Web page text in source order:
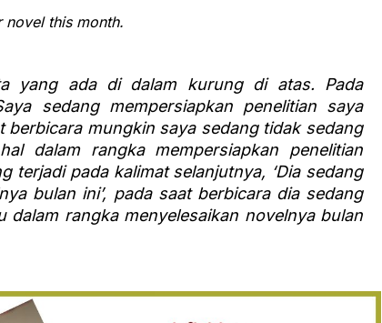
novel this month.
yang ada di dalam kurung di atas. Pada
sedang mempersiapkan penelitian saya
berbicara mungkin saya sedang tidak sedang
dalam rangka mempersiapkan penelitian
terjadi pada kalimat selanjutnya, ‘Dia sedang
bulan ini’, pada saat berbicara dia sedang
dalam rangka menyelesaikan novelnya bulan